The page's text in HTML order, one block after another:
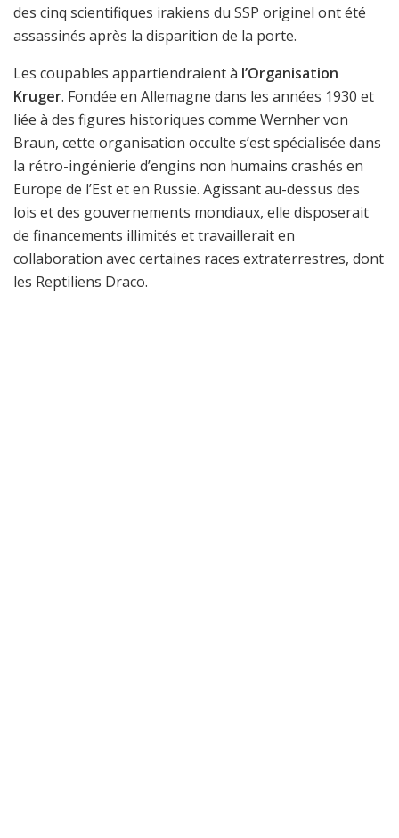
des cinq scientifiques irakiens du SSP originel ont été
assassinés après la disparition de la porte.
Les coupables appartiendraient à l’Organisation
Kruger. Fondée en Allemagne dans les années 1930 et
liée à des figures historiques comme Wernher von
Braun, cette organisation occulte s’est spécialisée dans
la rétro-ingénierie d’engins non humains crashés en
Europe de l’Est et en Russie. Agissant au-dessus des
lois et des gouvernements mondiaux, elle disposerait
de financements illimités et travaillerait en
collaboration avec certaines races extraterrestres, dont
les Reptiliens Draco.